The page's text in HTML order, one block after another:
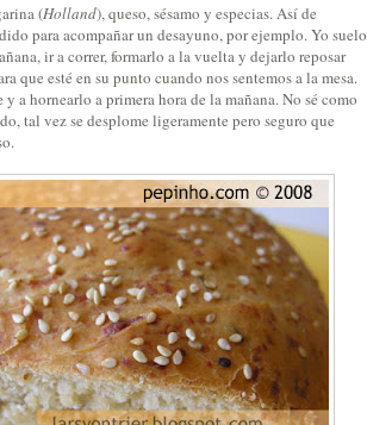
(Holland), queso, sésamo y especias. Así de
para acompañar un desayuno, por ejemplo. Yo suelo
ir a correr, formarlo a la vuelta y dejarlo reposar
que esté en su punto cuando nos sentemos a la mesa.
a hornearlo a primera hora de la mañana. No sé como
tal vez se desplome ligeramente pero seguro que